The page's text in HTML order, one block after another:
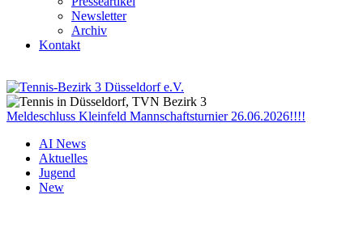
Newsletter
Archiv
Kontakt
Meldeschluss Kleinfeld Mannschaftsturnier 26.06.2026!!!!
AI News
Aktuelles
Jugend
New